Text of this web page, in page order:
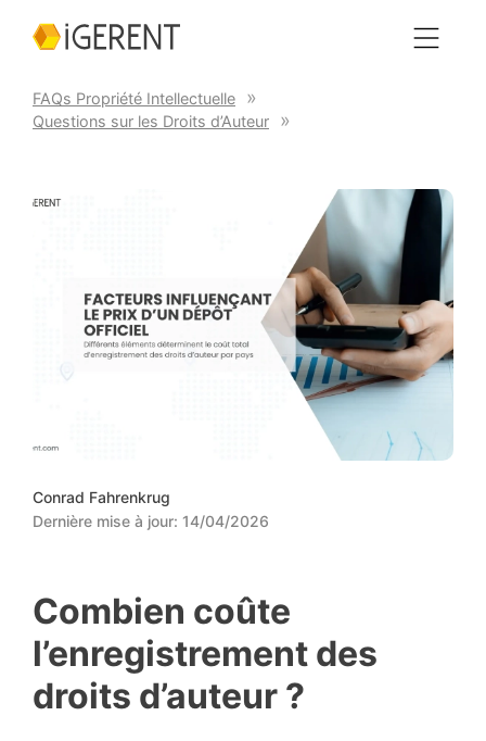
FAQs Propriété Intellectuelle
Questions sur les Droits d’Auteur
Conrad Fahrenkrug
Dernière mise à jour: 14/04/2026
Combien coûte
l’enregistrement des
droits d’auteur ?